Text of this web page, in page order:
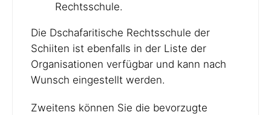
Rechtsschule.
Die Dschafaritische Rechtsschule der
Schiiten ist ebenfalls in der Liste der
Organisationen verfügbar und kann nach
Wunsch eingestellt werden.
Zweitens können Sie die bevorzugte